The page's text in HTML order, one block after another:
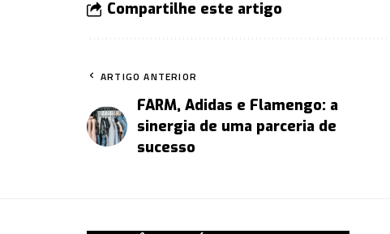
Compartilhe este artigo
ARTIGO ANTERIOR
FARM, Adidas e Flamengo: a
sinergia de uma parceria de
sucesso